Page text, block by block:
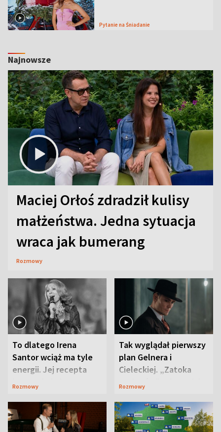
Pytanie na Śniadanie
Najnowsze
Maciej Orłoś zdradził kulisy
małżeństwa. Jedna sytuacja
wraca jak bumerang
Rozmowy
To dlatego Irena
Santor wciąż ma tyle
energii. Jej recepta
jest zaskakująco
Rozmowy
Tak wyglądał pierwszy
plan Gelnera i
Cieleckiej. „Zatoka
szpiegów” od razu ich
Rozmowy